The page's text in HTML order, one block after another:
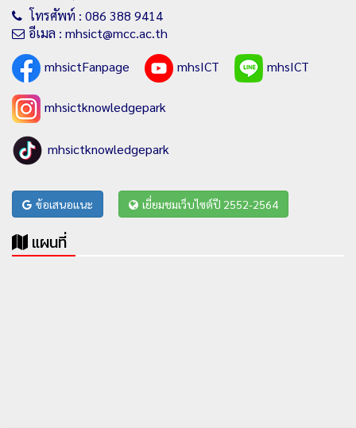
โทรศัพท์ : 086 388 9414
อีเมล : mhsict@mcc.ac.th
mhsictFanpage
mhsICT mhsICT
mhsictknowledgepark
mhsictknowledgepark
ข้อเสนอแนะ เยี่ยมชมเว็บไซต์ปี 2552-2564
แผนที่